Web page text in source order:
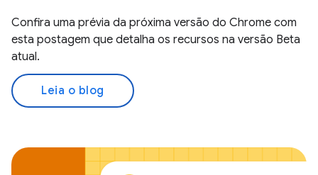
Confira uma prévia da próxima versão do Chrome com
esta postagem que detalha os recursos na versão Beta
atual.
Leia o blog